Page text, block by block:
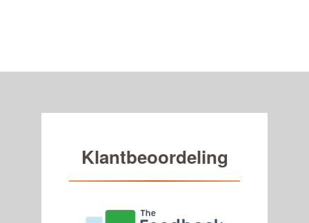
Klantbeoordeling